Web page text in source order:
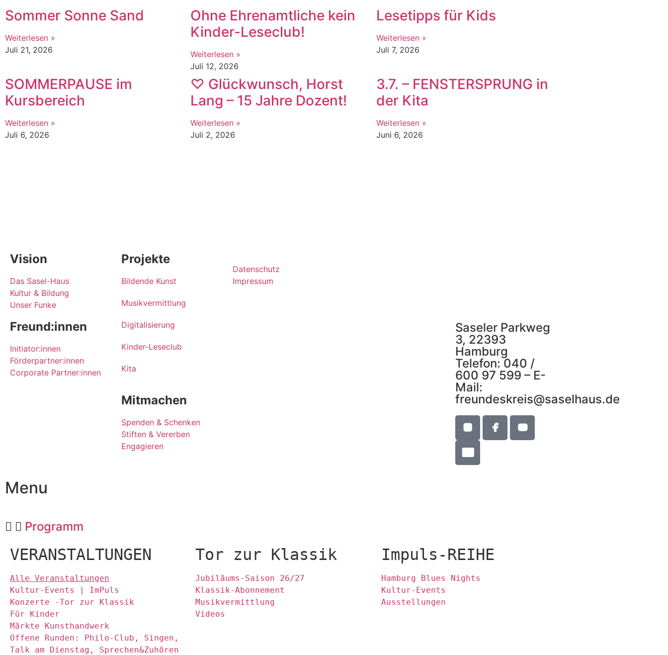
Sommer Sonne Sand
Weiterlesen »
Juli 21, 2026
Ohne Ehrenamtliche kein
Kinder-Leseclub!
Weiterlesen »
Juli 12, 2026
Lesetipps für Kids
Weiterlesen »
Juli 7, 2026
SOMMERPAUSE im
Kursbereich
Weiterlesen »
Juli 6, 2026
♡ Glückwunsch, Horst
Lang – 15 Jahre Dozent!
Weiterlesen »
Juli 2, 2026
3.7. – FENSTERSPRUNG in
der Kita
Weiterlesen »
Juni 6, 2026
Vision
Das Sasel-Haus
Kultur & Bildung
Unser Funke
Freund:innen
Initiator:innen
Förderpartner:innen
Corporate Partner:innen
Projekte
Bildende Kunst
Musikvermittlung
Digitalisierung
Kinder-Leseclub
Kita
Mitmachen
Spenden & Schenken
Stiften & Vererben
Engagieren
Datenschutz
Impressum
Saseler Parkweg
3, 22393
Hamburg
Telefon: 040 /
600 97 599 – E-
Mail:
freundeskreis@saselhaus.de
Menu
Programm
VERANSTALTUNGEN
Alle Veranstaltungen
Kultur-Events | ImPuls
Konzerte -Tor zur Klassik
Für Kinder
Märkte Kunsthandwerk
Offene Runden: Philo-Club, Singen,
Talk am Dienstag, Sprechen&Zuhören
Tor zur Klassik
Jubiläums-Saison 26/27
Klassik-Abonnement
Musikvermittlung
Videos
Impuls-REIHE
Hamburg Blues Nights
Kultur-Events
Ausstellungen